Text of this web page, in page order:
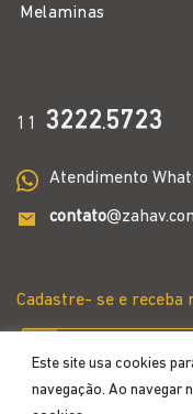
Este site usa cookies
navegação. Ao navegar
Melaminas
11 3222.5723
Atendimento
contato
Cadastre- se e receba